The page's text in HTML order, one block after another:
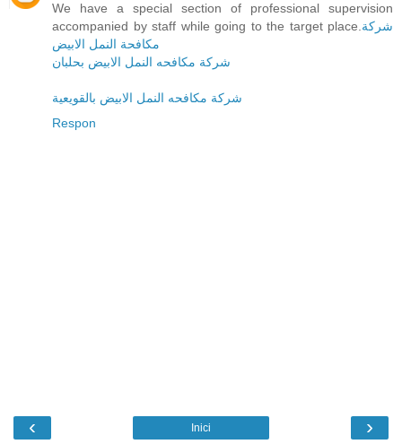
We have a special section of professional supervision
accompanied by staff while going to the target place. شركة
مكافحة النمل الابيض
شركة مكافحه النمل الابيض بحلبان
شركة مكافحه النمل الابيض بالقويعية
Respon
‹ ›
Inici